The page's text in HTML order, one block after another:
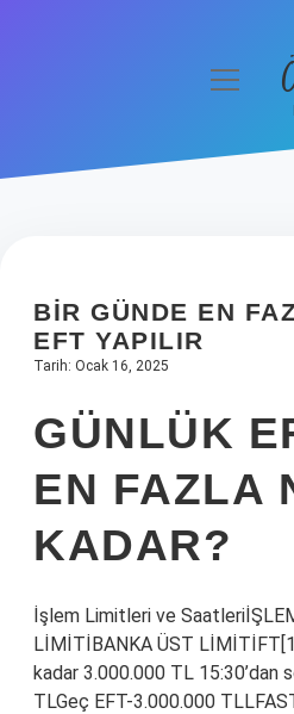
Hakkımızda
menüyü
BIR GÜNDE EN
EFT YAPILIR
Tarih: Ocak 16, 2025
GÜNLÜK
EN FAZLA
KADAR?
İşlem Limitleri ve
LİMİTİBANKA ÜST
kadar 3.000.000 TL 15:30’dan
TLGeç EFT-3.000.000